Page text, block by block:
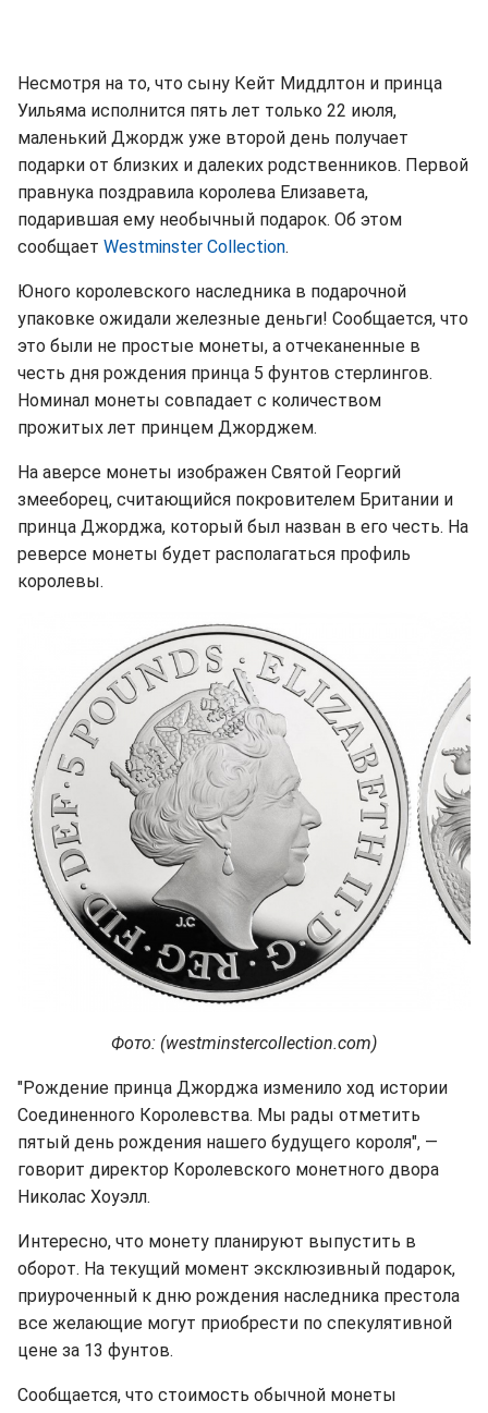
Несмотря на то, что сыну Кейт Миддлтон и принца
Уильяма исполнится пять лет только 22 июля,
маленький Джордж уже второй день получает
подарки от близких и далеких родственников. Первой
правнука поздравила королева Елизавета,
подарившая ему необычный подарок. Об этом
сообщает Westminster Collection.
Юного королевского наследника в подарочной
упаковке ожидали железные деньги! Сообщается, что
это были не простые монеты, а отчеканенные в
честь дня рождения принца 5 фунтов стерлингов.
Номинал монеты совпадает с количеством
прожитых лет принцем Джорджем.
На аверсе монеты изображен Святой Георгий
змееборец, считающийся покровителем Британии и
принца Джорджа, который был назван в его честь. На
реверсе монеты будет располагаться профиль
королевы.
Фото: (westminstercollection.com)
"Рождение принца Джорджа изменило ход истории
Соединенного Королевства. Мы рады отметить
пятый день рождения нашего будущего короля", —
говорит директор Королевского монетного двора
Николас Хоуэлл.
Интересно, что монету планируют выпустить в
оборот. На текущий момент эксклюзивный подарок,
приуроченный к дню рождения наследника престола
все желающие могут приобрести по спекулятивной
цене за 13 фунтов.
Сообщается, что стоимость обычной монеты